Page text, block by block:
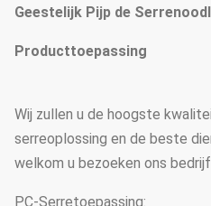
Geestelijk Pijp de
Producttoepassing
Wij zullen u de hoogste
serreoplossing en de beste
welkom u bezoeken ons
PC-Serretoepassing: